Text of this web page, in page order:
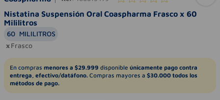
Nistatina Suspensión Oral Coaspharma Frasco x 60
Mililitros
60 MILILITROS
Frasco
En compras menores a $29.999 disponible únicamente pago contra
entrega, efectivo/datáfono. Compras mayores a $30.000 todos los
métodos de pago.